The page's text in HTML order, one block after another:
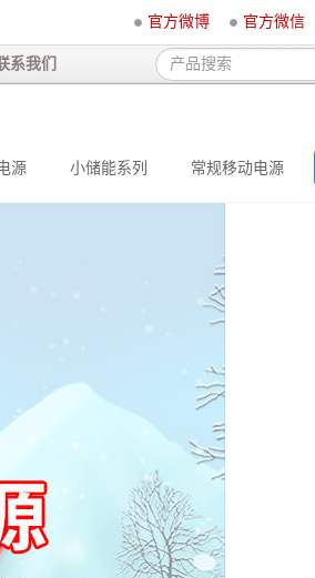
官方微博 官方微信
系我们
源 小储能系列 常规移动电源